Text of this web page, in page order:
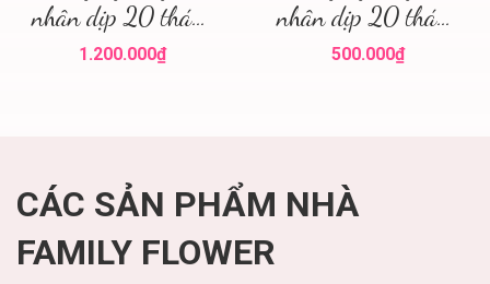
nhân dịp 20 tháng
10! Hoa hồng đỏ Hà
1.200.000₫
nhân dịp 20 tháng
500.000₫
CÁC SẢN PHẨM NHÀ
FAMILY FLOWER